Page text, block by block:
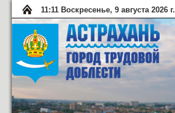
11:11 Воскресенье, 9 августа 2026 г.